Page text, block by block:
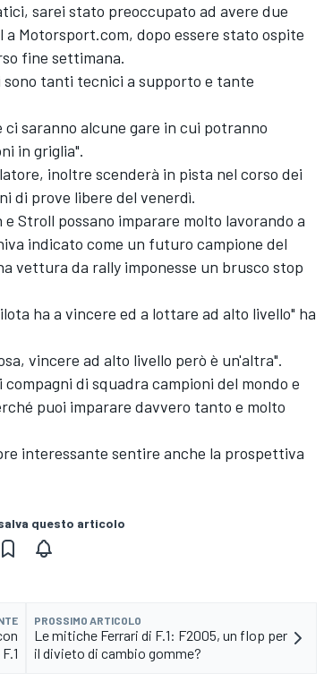
sarei stato preoccupato ad avere due
Motorsport.com, dopo essere stato ospite
fine settimana.
sono tanti tecnici a supporto e tante
ci saranno alcune gare in cui potranno
in griglia".
inoltre scenderà in pista nel corso dei
di prove libere del venerdì.
Stroll possano imparare molto lavorando a
indicato come un futuro campione del
vettura da rally imponesse un brusco stop
ha a vincere ed a lottare ad alto livello" ha
vincere ad alto livello però è un'altra".
di squadra campioni del mondo e
puoi imparare davvero tanto e molto
interessante sentire anche la prospettiva
questo articolo
PROSSIMO ARTICOLO
Le mitiche Ferrari di F.1: F2005, un flop per
il divieto di cambio gomme?